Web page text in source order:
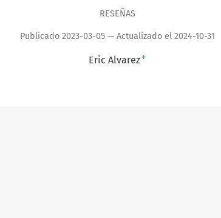
RESEÑAS
Publicado 2023-03-05 — Actualizado el 2024-10-31
Eric Alvarez+